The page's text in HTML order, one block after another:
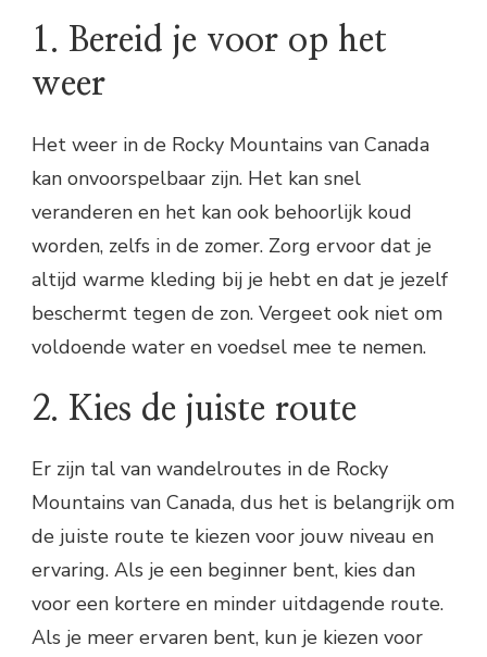
1. Bereid je voor op het
weer
Het weer in de Rocky Mountains van Canada
kan onvoorspelbaar zijn. Het kan snel
veranderen en het kan ook behoorlijk koud
worden, zelfs in de zomer. Zorg ervoor dat je
altijd warme kleding bij je hebt en dat je jezelf
beschermt tegen de zon. Vergeet ook niet om
voldoende water en voedsel mee te nemen.
2. Kies de juiste route
Er zijn tal van wandelroutes in de Rocky
Mountains van Canada, dus het is belangrijk om
de juiste route te kiezen voor jouw niveau en
ervaring. Als je een beginner bent, kies dan
voor een kortere en minder uitdagende route.
Als je meer ervaren bent, kun je kiezen voor